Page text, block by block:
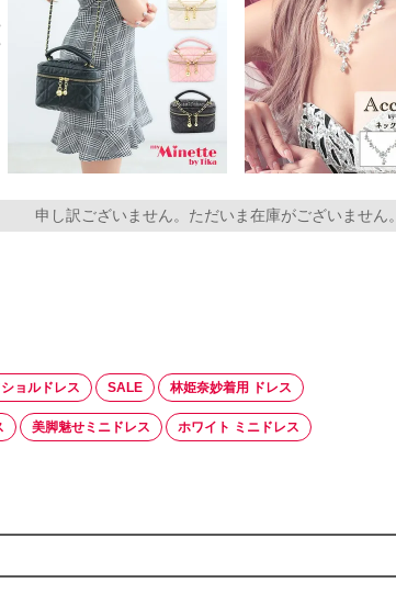
申し訳ございません。ただいま在庫がございません。
ョルドレス SALE 林姫奈妙着用 ドレス
美脚魅せミニドレス ホワイト ミニドレス